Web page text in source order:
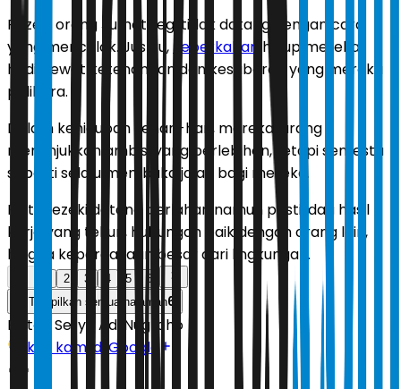
Rezeki orang Jumat Legi tidak datang dengan cara
yang mencolok. Justru,keberkahan hidup mereka
hadir lewat ketenangan dan kesabaran yang mereka
pelihara.
Dalam kehidupan sehari-hari, mereka jarang
menunjukkan ambisi yang berlebihan, tetapi semesta
seperti selalu membuka jalan bagi mereka.
Pintu rezeki datang perlahan namun pasti, dari hasil
kerja yang tekun, hubungan baik dengan orang lain,
hingga kepercayaan besar dari lingkungan.
2 3 4 5
6
Tampilkan semua halaman6
Editor: Setyo Adi Nugroho
Ikuti kami di Google